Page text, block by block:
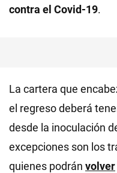
contra el Covid-19.
La cartera que
el regreso deberá
desde la inoculación
excepciones son los
quienes podrán volver